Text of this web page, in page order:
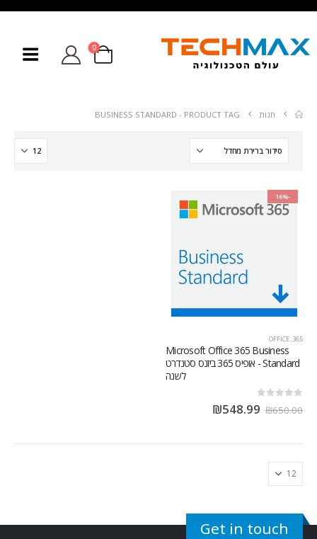
0
חנות PRODUCT TAG -
BUSINESS STANDARD
-16%
365
,
OFFICE
Microsoft Office 365 Business
Standard - אופיס 365 ביזנס סטנדרט
לשנה
₪650.00
₪548.99
Get in touch